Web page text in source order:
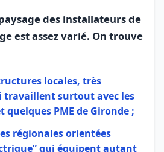
des installateurs de
est assez varié. On trouve
locales, très
travaillent surtout avec les
quelques PME de Gironde ;
régionales orientées
qui équipent autant